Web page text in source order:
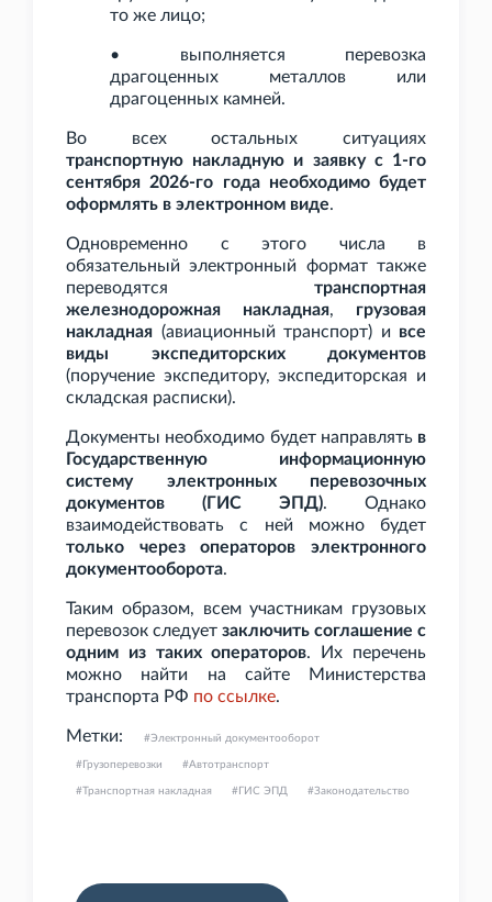
то же лицо;
• выполняется перевозка
драгоценных металлов или
драгоценных камней.
Во всех остальных ситуациях
транспортную накладную и заявку с 1-го
сентября 2026-го года необходимо будет
оформлять в электронном виде.
Одновременно с этого числа в
обязательный электронный формат также
переводятся транспортная
железнодорожная накладная, грузовая
накладная (авиационный транспорт) и все
виды экспедиторских документов
(поручение экспедитору, экспедиторская и
складская расписки).
Документы необходимо будет направлять в
Государственную информационную
систему электронных перевозочных
документов (ГИС
ЭПД). Однако
взаимодействовать с ней можно будет
только через операторов электронного
документооборота.
Таким образом, всем участникам грузовых
перевозок следует заключить соглашение с
одним из таких операторов. Их перечень
можно найти на сайте Министерства
транспорта РФ по ссылке.
Метки: Электронный документооборот
Грузоперевозки Автотранспорт
Транспортная накладная ГИС ЭПД Законодательство